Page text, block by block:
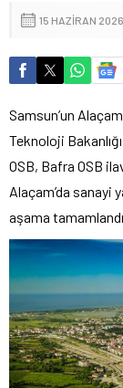
15 HAZIRAN
Samsun’un
Teknoloji
OSB, Bafra OSB
Alaçam’da sanayi
aşama tamamlandı.